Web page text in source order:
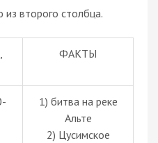
второго столбца.
ФАКТЫ
1) битва на реке
Альте
2) Цусимское